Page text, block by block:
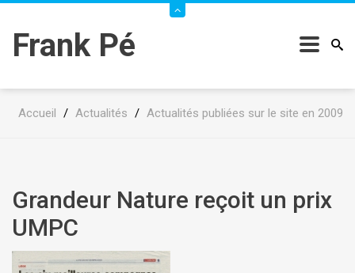
Frank Pé
Accueil / Actualités / Actualités publiées sur le site en 2009
Grandeur Nature reçoit un prix
UMPC